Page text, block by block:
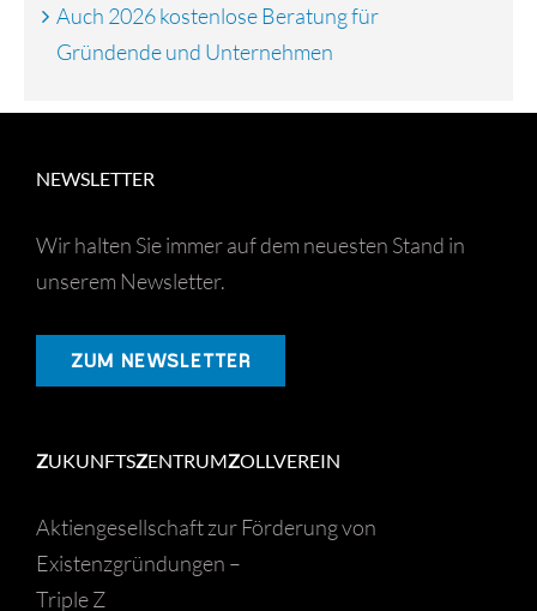
Auch 2026 kostenlose Beratung für
Gründende und Unternehmen
NEWSLETTER
Wir halten Sie immer auf dem neuesten Stand in
unserem Newsletter.
ZUM NEWSLETTER
ZUKUNFTSZENTRUMZOLLVEREIN
Aktiengesellschaft zur Förderung von
Existenzgründungen –
Triple Z